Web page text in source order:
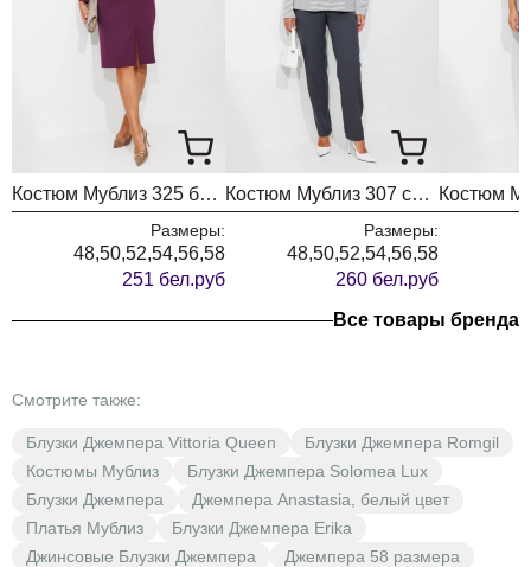
Костюм Мублиз 325 баклажан
Размеры:
48,50,52,54,56,58
251 бел.руб
Костюм Мублиз 307 серый
Размеры:
48,50,52,54,56,58
260 бел.руб
Костюм
Все товары бренда
Смотрите также:
Блузки Джемпера Vittoria Queen
Блузки Джемпера Romgil
Костюмы Мублиз
Блузки Джемпера Solomea Lux
Блузки Джемпера
Джемпера Anastasia, белый цвет
Платья Мублиз
Блузки Джемпера Erika
Джинсовые Блузки Джемпера
Джемпера 58 размера